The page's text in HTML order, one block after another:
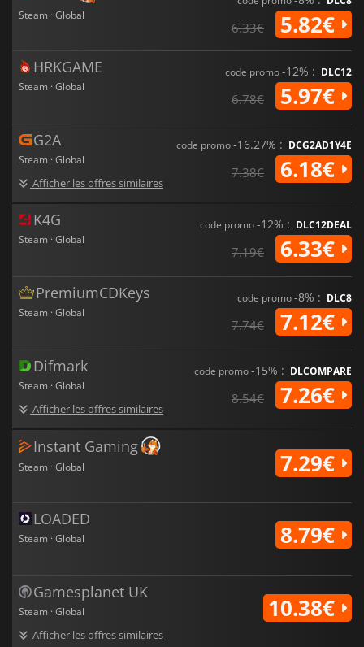
Steam · Global
6.33€ 5.82€
HRKGAME
Steam · Global
code promo-12% : DLC12
6.78€ 5.97€
G2A
Steam · Global
Afficher les offres similaires
code promo-16.27% : DCG2AD1Y4E
7.38€ 6.18€
K4G
Steam · Global
code promo-12% : DLC12DEAL
7.19€ 6.33€
PremiumCDKeys
Steam · Global
code promo-8% : DLC8
7.74€ 7.12€
Difmark
Steam · Global
Afficher les offres similaires
code promo-15% : DLCOMPARE
8.54€ 7.26€
Instant Gaming
Steam · Global 7.29€
LOADED
Steam · Global 8.79€
Gamesplanet UK
Steam · Global
Afficher les offres similaires
10.38€